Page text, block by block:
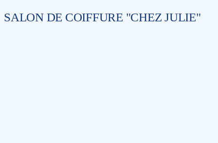
SALON DE COIFFURE "CHEZ JULIE"